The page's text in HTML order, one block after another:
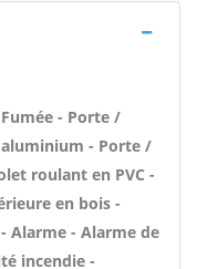
- Porte /
- Porte /
roulant en PVC -
en bois -
Alarme - Alarme de
incendie -